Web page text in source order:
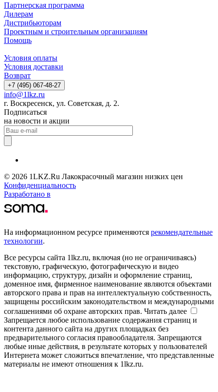
Партнерская программа
Дилерам
Дистрибьюторам
Проектным и строительным организациям
Помощь
Условия оплаты
Условия доставки
Возврат
+7 (495) 067-48-27
info@1lkz.ru
г. Воскресенск, ул. Советская, д. 2.
Подписаться
на новости и акции
© 2026 1LKZ.Ru Лакокрасочный магазин низких цен
Конфиденциальность
Разработано в
На информационном ресурсе применяются рекомендательные
технологии.
Все ресурсы сайта 1lkz.ru, включая (но не ограничиваясь)
текстовую, графическую, фотографическую и видео
информацию, структуру, дизайн и оформление страниц,
доменное имя, фирменное наименование являются объектами
авторского права и прав на интеллектуальную собственность,
защищены российским законодательством и международными
соглашениями об охране авторских прав. Читать далее
Запрещается любое использование содержания страниц и
контента данного сайта на других площадках без
предварительного согласия правообладателя. Запрещаются
любые иные действия, в результате которых у пользователей
Интернета может сложиться впечатление, что представленные
материалы не имеют отношения к 1lkz.ru.